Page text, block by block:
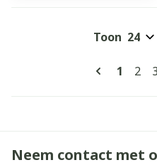
U lees
1 2 3
Toon
Neem contact met